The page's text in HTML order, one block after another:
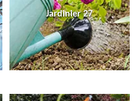
Jardinier 27